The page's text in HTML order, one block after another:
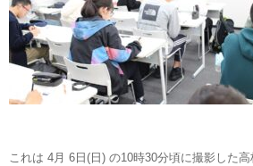
これは 4月 6日(日) の10時30分頃に撮影した